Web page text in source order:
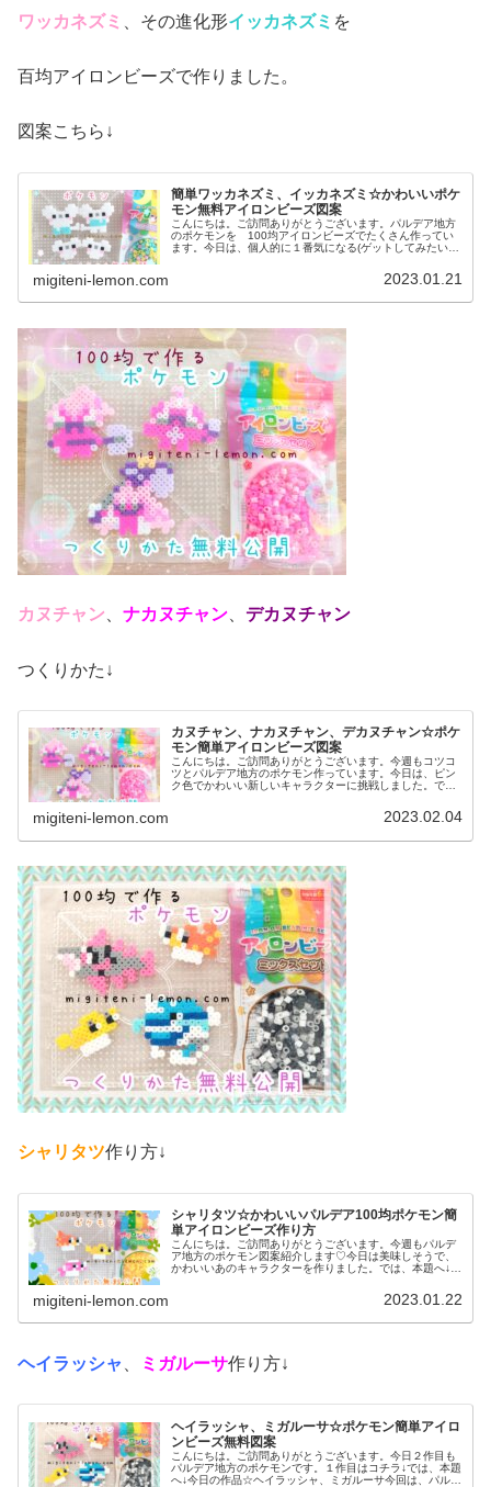
ワッカネズミ 、その進化形イッカネズミ を
百均アイロンビーズで作りました。
図案こちら↓
簡単ワッカネズミ、イッカネズミ☆かわいいポケ
モン無料アイロンビーズ図案
こんにちは。ご訪問ありがとうございます。パルデア地方
のポケモンを 100均アイロンビーズでたくさん作ってい
ます。今日は、個人的に１番気になる(ゲットしてみたい)
migiteni-lemon.com 2023.01.21
カヌチャン ナカヌチャン デカヌチャン
つくりかた↓
カヌチャン、ナカヌチャン、デカヌチャン☆ポケ
モン簡単アイロンビーズ図案
こんにちは。ご訪問ありがとうございます。今週もコツコ
ツとパルデア地方のポケモン作っています。今日は、ピン
ク色でかわいい新しいキャラクターに挑戦しました。で
migiteni-lemon.com 2023.02.04
シャリタツ作り方↓
シャリタツ☆かわいいパルデア100均ポケモン簡
単アイロンビーズ作り方
こんにちは。ご訪問ありがとうございます。今週もパルデ
ア地方のポケモン図案紹介します♡今日は美味しそうで、
かわいいあのキャラクターを作りました。では、本題へ↓今
migiteni-lemon.com 2023.01.22
ヘイラッシャ ミガルーサ作り方↓
ヘイラッシャ、ミガルーサ☆ポケモン簡単アイロ
ンビーズ無料図案
こんにちは。ご訪問ありがとうございます。今日２作目も
パルデア地方のポケモンです。１作目はコチラ↓では、本題
へ↓今日の作品☆ヘイラッシャ、ミガルーサ今回は、パルデ